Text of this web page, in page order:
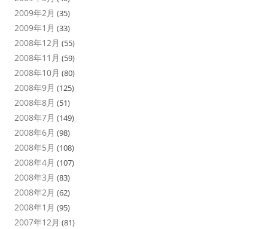
2009年2月 (35)
2009年1月 (33)
2008年12月 (55)
2008年11月 (59)
2008年10月 (80)
2008年9月 (125)
2008年8月 (51)
2008年7月 (149)
2008年6月 (98)
2008年5月 (108)
2008年4月 (107)
2008年3月 (83)
2008年2月 (62)
2008年1月 (95)
2007年12月 (81)